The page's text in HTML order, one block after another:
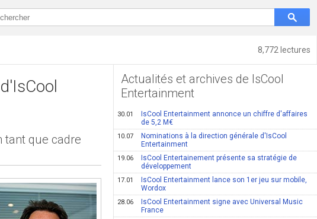
8,772 lectures
tant que cadre
Actualités et archives de IsCool
Entertainment
30.01
IsCool Entertainment annonce un chiffre d'affaires
de 5,2 M€
10.07
Nominations à la direction générale d'IsCool
Entertainment
19.06
IsCool Entertainement présente sa stratégie de
développement
17.01
IsCool Entertainment lance son 1er jeu sur mobile,
Wordox
28.06
IsCool Entertainment signe avec Universal Music
France